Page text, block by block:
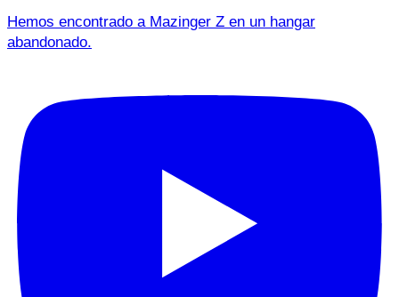
Hemos encontrado a Mazinger Z en un hangar
abandonado.